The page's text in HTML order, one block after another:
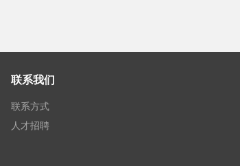
联系我们
联系方式
人才招聘